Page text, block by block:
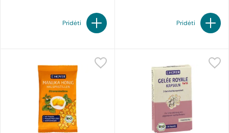
Pridėti Pridėti